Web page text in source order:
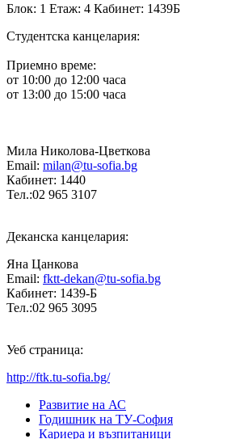
Блок: 1 Етаж: 4 Кабинет: 1439Б
Студентска канцелария:
Приемно време:
от 10:00 до 12:00 часа
от 13:00 до 15:00 часа
Мила Николова-Цветкова
Email: milan@tu-sofia.bg
Кабинет: 1440
Тел.:02 965 3107
Деканска канцелария:
Яна Цанкова
Email: fktt-dekan@tu-sofia.bg
Кабинет: 1439-Б
Тел.:02 965 3095
Уеб страница:
http://ftk.tu-sofia.bg/
Развитие на АС
Годишник на ТУ-София
Кариера и възпитаници